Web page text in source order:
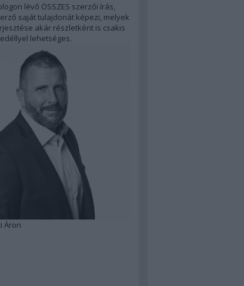
lévő ÖSSZES szerzői írás,
saját tulajdonát képezi, melyek
akár részletként is csakis
lehetséges.
Áron